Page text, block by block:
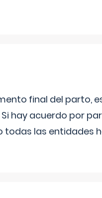
final del parto,
hay acuerdo por
todas las entidades